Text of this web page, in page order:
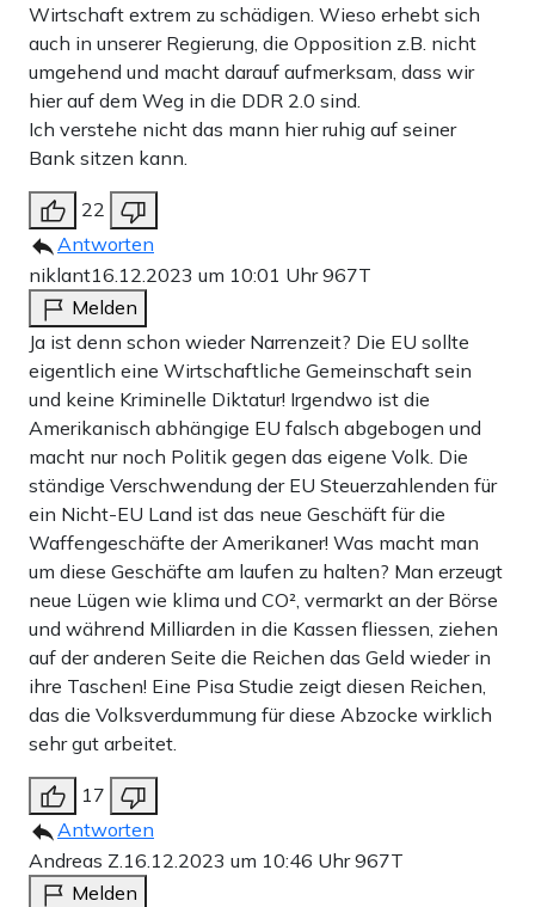
unwahrscheinlich. Denn die Grünen und die SPD bejubeln
heute die neuen Regeln. Die Grünen-Abgeordneten
Wolfgang Strengmann-Kuhn und Maik Außendorf lobten
das Abkommen als „neuen globalen Standard für
internationale Lieferketten“, während der SPD-
Europaabgeordnete Tiemo Wölken es als „großen Schritt
für den Schutz von Menschenrechten, Umwelt und Klima
weltweit“ bezeichnete. Die FDP lehnte den Kompromiss
jedoch entschieden ab. „Das EU-Lieferkettengesetz ist in
der vorgeschlagenen Form im Rat nicht
zustimmungsfähig“, so FDP-Vize Lukas Köhler in seiner
Erklärung.
Teilen:
Zu den Kommentaren (13)
Einmalig Monatlich
Apollo News unterstützen
Zahlungsoptionen: Pay
Pay
Wirtschaft extrem zu schädigen. Wieso erhebt sich
auch in unserer Regierung, die Opposition z.B. nicht
umgehend und macht darauf aufmerksam, dass wir
hier auf dem Weg in die DDR 2.0 sind.
Ich verstehe nicht das mann hier ruhig auf seiner
Bank sitzen kann.
22
Antworten
niklant16.12.2023 um 10:01 Uhr967T
Melden
Ja ist denn schon wieder Narrenzeit? Die EU sollte
eigentlich eine Wirtschaftliche Gemeinschaft sein
und keine Kriminelle Diktatur! Irgendwo ist die
Amerikanisch abhängige EU falsch abgebogen und
macht nur noch Politik gegen das eigene Volk. Die
ständige Verschwendung der EU Steuerzahlenden für
ein Nicht-EU Land ist das neue Geschäft für die
Waffengeschäfte der Amerikaner! Was macht man
um diese Geschäfte am laufen zu halten? Man erzeugt
neue Lügen wie klima und CO², vermarkt an der Börse
und während Milliarden in die Kassen fliessen, ziehen
auf der anderen Seite die Reichen das Geld wieder in
ihre Taschen! Eine Pisa Studie zeigt diesen Reichen,
das die Volksverdummung für diese Abzocke wirklich
sehr gut arbeitet.
17
Antworten
Andreas Z. 16.12.2023 um 10:46 Uhr967T
Melden